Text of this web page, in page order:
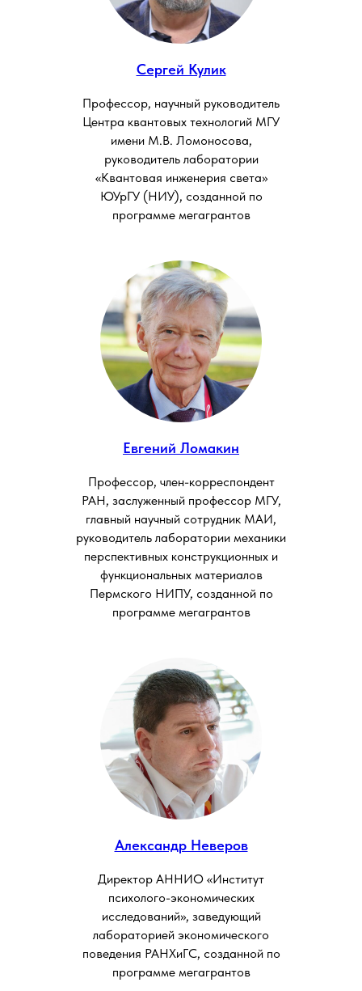
Сергей Кулик
Профессор, научный руководитель
Центра квантовых технологий МГУ
имени М.В. Ломоносова,
руководитель лаборатории
«Квантовая инженерия света»
ЮУрГУ (НИУ), созданной по
программе мегагрантов
Евгений Ломакин
Профессор, член-корреспондент
РАН, заслуженный профессор МГУ,
главный научный сотрудник МАИ,
руководитель лаборатории механики
перспективных конструкционных и
функциональных материалов
Пермского НИПУ, созданной по
программе мегагрантов
Александр Неверов
Директор АННИО «Институт
психолого-экономических
исследований», заведующий
лабораторией экономического
поведения РАНХиГС, созданной по
программе мегагрантов